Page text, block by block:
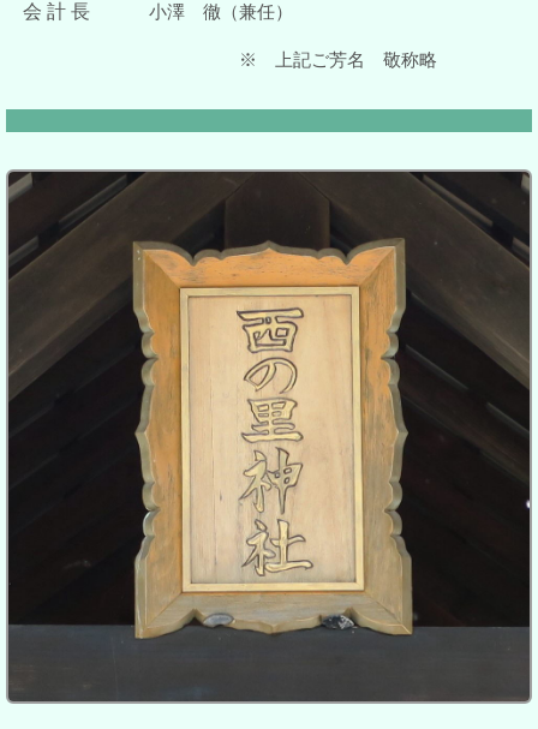
会 計 長
小澤 徹 （兼任）
※ 上記ご芳名 敬称略